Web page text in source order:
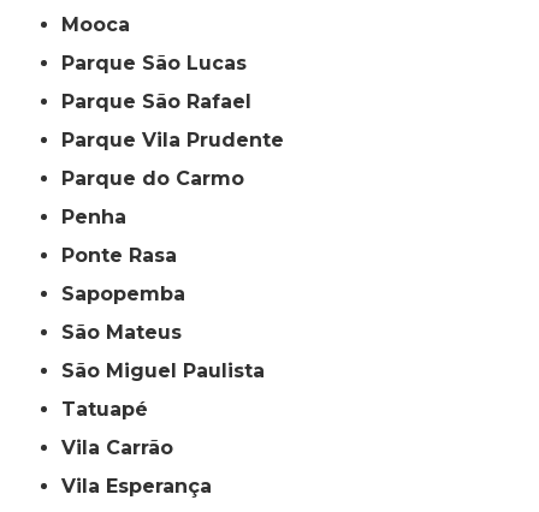
Mooca
Parque São Lucas
Parque São Rafael
Parque Vila Prudente
Parque do Carmo
Penha
Ponte Rasa
Sapopemba
São Mateus
São Miguel Paulista
Tatuapé
Vila Carrão
Vila Esperança